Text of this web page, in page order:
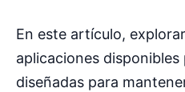
En este artículo,
aplicaciones disponibles
diseñadas para